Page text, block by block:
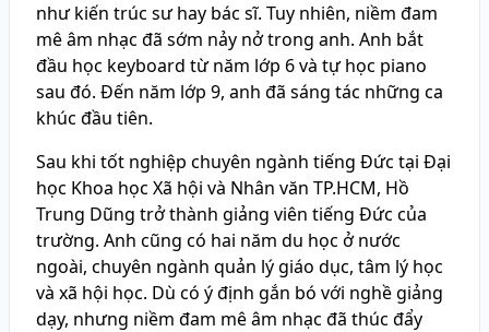
như kiến trúc sư hay bác sĩ. Tuy nhiên, niềm đam
mê âm nhạc đã sớm nảy nở trong anh. Anh bắt
đầu học keyboard từ năm lớp 6 và tự học piano
sau đó. Đến năm lớp 9, anh đã sáng tác những ca
khúc đầu tiên.
Sau khi tốt nghiệp chuyên ngành tiếng Đức tại Đại
học Khoa học Xã hội và Nhân văn TP.HCM, Hồ
Trung Dũng trở thành giảng viên tiếng Đức của
trường. Anh cũng có hai năm du học ở nước
ngoài, chuyên ngành quản lý giáo dục, tâm lý học
và xã hội học. Dù có ý định gắn bó với nghề giảng
dạy, nhưng niềm đam mê âm nhạc đã thúc đẩy